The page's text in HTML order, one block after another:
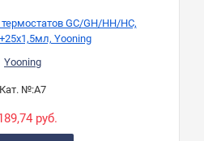
GC/GH/HH/HC,
Yooning
Yooning
Кат. №:A7
руб.